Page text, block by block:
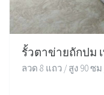
รั้วตาข่ายถักปม
ลวด 8 แถว / สูง 90 ซ